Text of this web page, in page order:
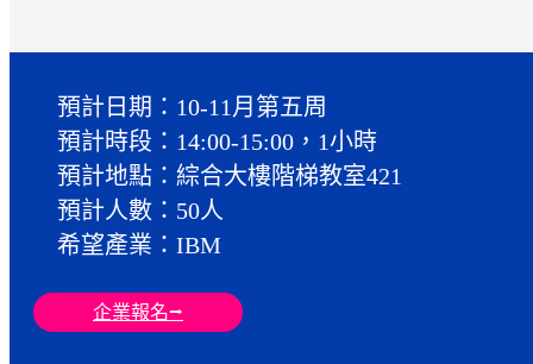
預計日期：10-11月第五周
預計時段：14:00-15:00，1小時
預計地點：綜合大樓階梯教室421
預計人數：50人
希望產業：IBM
企業報名⭢